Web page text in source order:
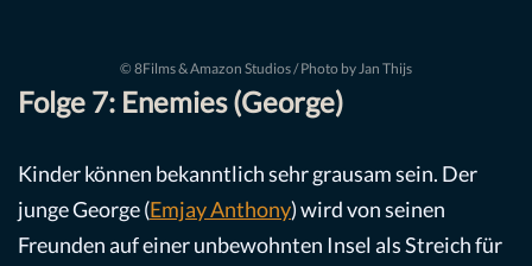
© 8Films & Amazon Studios / Photo by Jan Thijs
Folge 7: Enemies (George)
Kinder können bekanntlich sehr grausam sein. Der
junge George (Emjay Anthony) wird von seinen
Freunden auf einer unbewohnten Insel als Streich für